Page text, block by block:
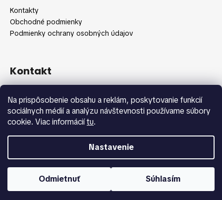
Na prispôsobenie obsahu a reklám, poskytovanie funkcií
sociálnych médií a analýzu návštevnosti používame súbory
cookie. Viac informáciítu.
Nastavenie
Odmietnuť Súhlasím
Kontakty
Obchodné podmienky
Podmienky ochrany osobných údajov
Kontakt
+420 775 371 692
Copyright 2026Shopbeauty.sk. Všetky práva vyhradené.
Upraviť nastavenie cookies